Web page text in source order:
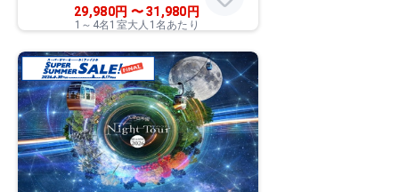
29,980円 〜31,980 円
1～4名1室大人1名あたり